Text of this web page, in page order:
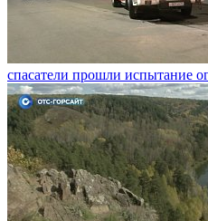
спасатели прошли испытание